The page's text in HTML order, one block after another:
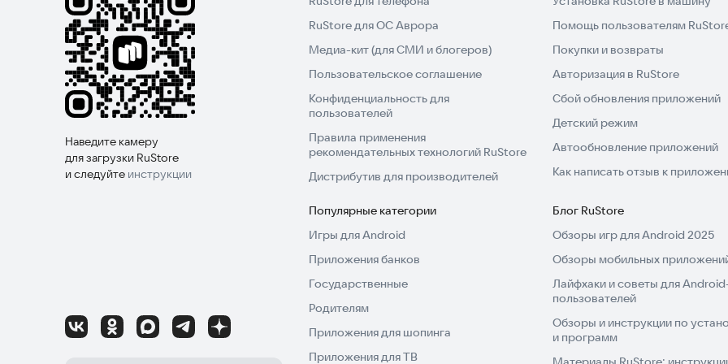
Наведите камеру
для загрузки RuStore
и следуйте инструкции
RuStore для ОС Аврора
Медиа-кит (для СМИ и блогеров)
Пользовательское соглашение
Конфиденциальность для
пользователей
Правила применения
рекомендательных технологий RuStore
Дистрибутив для производителей
Помощь пользователям
Покупки и возвраты
Авторизация в RuStore
Сбой обновления приложений
Детский режим
Автообновление приложений
Как написать отзыв к
Популярные категории
Игры для Android
Приложения банков
Государственные
Родителям
Приложения для шопинга
Приложения для ТВ
Блог RuStore
Обзоры игр для Android 2025
Обзоры мобильных
Лайфхаки и советы для
пользователей
Обзоры и инструкции по
и программ